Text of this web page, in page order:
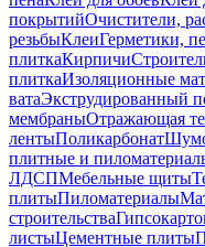
покрытийОчистители,
резьбыКлеиГерметики,
плиткаКирпичи
плиткаИзоляционные
ватаЭкструдированный
мембраныОтражающая
лентыПоликарбонат
плитные и
ЛДСПМебельные щиты
плитыПиломатериалы
строительства
листыЦементные плиты